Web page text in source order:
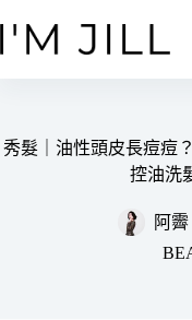
至
容
秀髮｜油性頭皮長痘痘
控油洗
阿